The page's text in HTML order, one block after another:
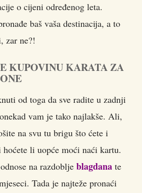
o cijeni određenog leta.
baš vaša destinacija, a to
zar ne?!
KUPOVINU KARATA ZA
od toga da sve radite u zadnji
vam je tako najlakše. Ali,
na svu tu brigu što ćete i
li uopće moći naći kartu.
na razdoblje blagdana te
Tada je najteže pronaći